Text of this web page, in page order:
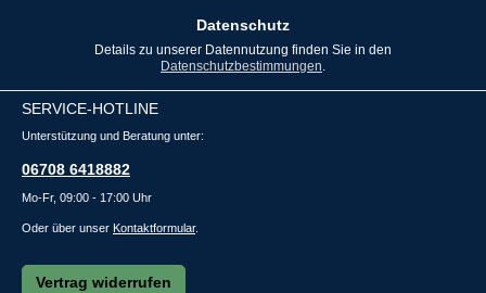
Datenschutz
Datenschutzbestimmungen.
SERVICE-HOTLINE
Unterstützung und Beratung unter:
06708 6418882
Mo-Fr, 09:00 - 17:00 Uhr
Oder über unser Kontaktformular.
Vertrag widerrufen